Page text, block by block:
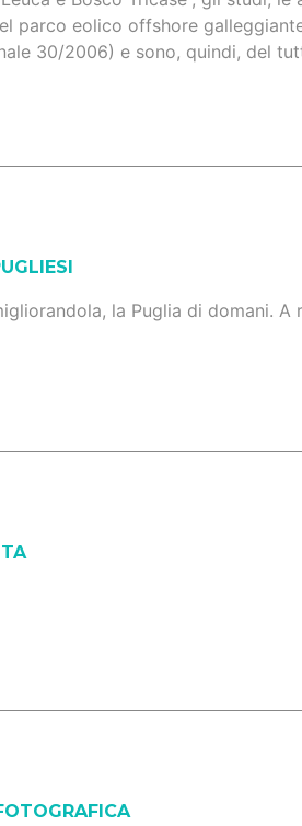
parco eolico offshore
30/2006) e sono, quindi, del
la Puglia di domani. A